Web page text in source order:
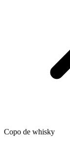
Copo de whisky